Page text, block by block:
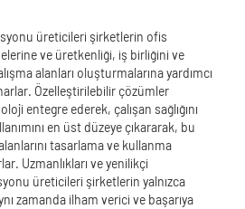
üreticileri şirketlerin ofis
ve üretkenliği, iş birliğini ve
alanları oluşturmalarına yardımcı
Özelleştirilebilir çözümler
entegre ederek, çalışan sağlığını
en üst düzeye çıkararak, bu
tasarlama ve kullanma
Uzmanlıkları ve yenilikçi
üreticileri şirketlerin yalnızca
zamanda ilham verici ve başarıya